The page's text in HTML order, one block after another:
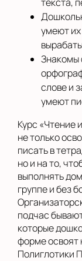
умеют их
Знакомы
слове и
умеют
Курс «Чтение
не только
писать в
но и на то,
выполнять
группе и без
подчас
которые
форме освоят
Полиглотики